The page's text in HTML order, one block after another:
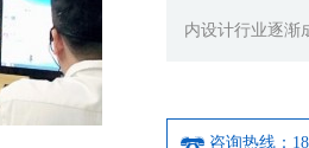
内设计行业逐渐
咨询热线：